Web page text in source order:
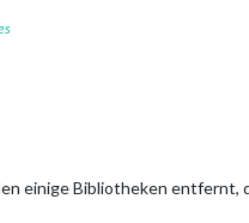
einige Bibliotheken entfernt,